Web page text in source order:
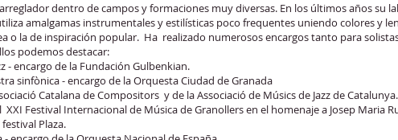
dentro de campos y formaciones muy diversas. En los últimos años su
amalgamas instrumentales y estilísticas poco frequentes uniendo colores y
o la de inspiración popular. Ha realizado numerosos encargos tanto para
podemos destacar:
- encargo de la Fundación Gulbenkian.
sinfònica - encargo de la Orquesta Ciudad de Granada
Catalana de Compositors y de la Associació de Músics de Jazz de Catalunya.
Festival Internacional de Música de Granollers en el homenaje a Josep Maria
Plaza.